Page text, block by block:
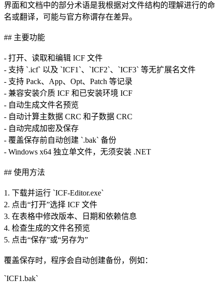
界面和文档中的部分术语是我根据对文件结构的理解进行的命
名或翻译，可能与官方称谓存在差异。
## 主要功能
- 打开、读取和编辑 ICF 文件
- 支持 `.icf` 以及 `ICF1`、`ICF2`、`ICF3` 等无扩展名文件
- 支持 Pack、App、Opt、Patch 等记录
- 兼容安装介质 ICF 和已安装环境 ICF
- 自动生成文件名预览
- 自动计算主数据 CRC 和子数据 CRC
- 自动完成加密及保存
- 覆盖保存前自动创建 `.bak` 备份
- Windows x64 独立单文件，无须安装 .NET
## 使用方法
1. 下载并运行 `ICF-Editor.exe`
2. 点击“打开”选择 ICF 文件
3. 在表格中修改版本、日期和依赖信息
4. 检查生成的文件名预览
5. 点击“保存”或“另存为”
覆盖保存时，程序会自动创建备份，例如：
`ICF1.bak`